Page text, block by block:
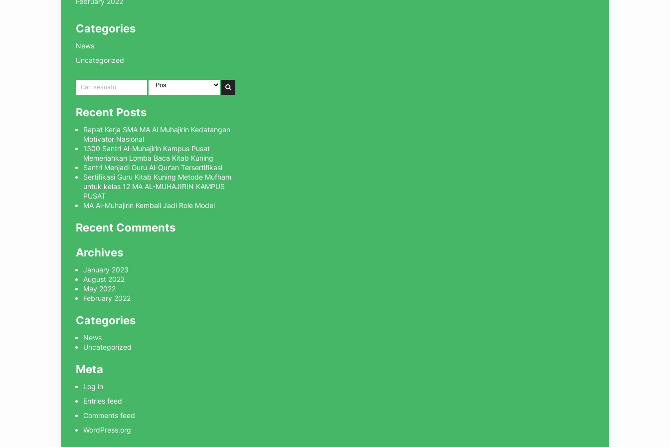
Categories
News
Uncategorized
Recent Posts
Rapat Kerja SMA MA Al Muhajirin Kedatangan
Motivator Nasional
1300 Santri Al-Muhajirin Kampus Pusat
Memeriahkan Lomba Baca Kitab Kuning
Santri Menjadi Guru Al-Qur’an Tersertifikasi
Sertifikasi Guru Kitab Kuning Metode Mufham
untuk kelas 12 MA AL-MUHAJIRIN KAMPUS
PUSAT
MA Al-Muhajirin Kembali Jadi Role Model
Recent Comments
Archives
January 2023
August 2022
May 2022
February 2022
Categories
News
Uncategorized
Meta
Log in
Entries feed
Comments feed
WordPress.org